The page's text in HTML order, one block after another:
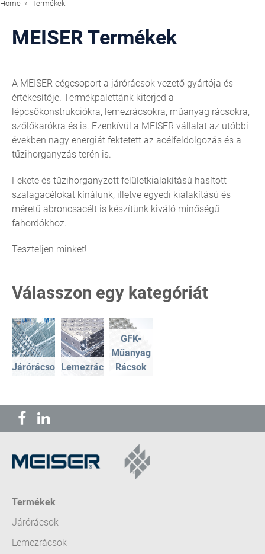
Home Termékek
MEISER Termékek
A MEISER cégcsoport a járórácsok vezető gyártója és
értékesítője. Termékpalettánk kiterjed a
lépcsőkonstrukciókra, lemezrácsokra, műanyag rácsokra,
szőlőkarókra és is. Ezenkívül a MEISER vállalat az utóbbi
években nagy energiát fektetett az acélfeldolgozás és a
tűzihorganyzás terén is.
Fekete és tűzihorganyzott felületkialakítású hasított
szalagacélokat kínálunk, illetve egyedi kialakítású és
méretű abroncsacélt is készítünk kiváló minőségű
fahordókhoz.
Teszteljen minket!
Válasszon egy kategóriát
Járórácsok Lemezrácsok
GFK-
Műanyag
Rácsok
Termékek
Járórácsok
Lemezrácsok